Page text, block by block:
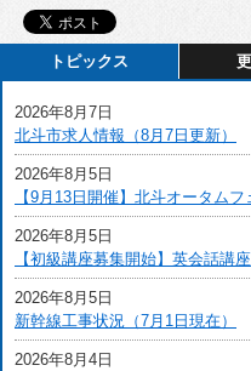
トピックス
2026年8月7日
北斗市求人情報（8月7日更新）
2026年8月5日
【9月13日開催】北斗オータムフ
2026年8月5日
【初級講座募集開始】英会話講座
2026年8月5日
新幹線工事状況（7月1日現在）
2026年8月4日